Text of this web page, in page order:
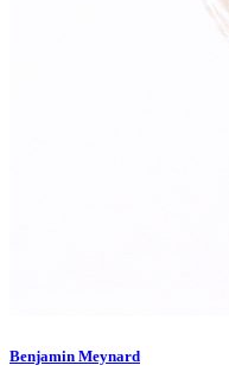
Benjamin Meynard